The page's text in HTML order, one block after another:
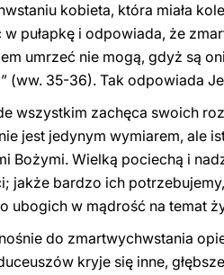
kobieta, która miała
w pułapkę i odpowiada, że
umrzeć nie mogą, gdyż są
(ww. 35-36). Tak odpowiada
wszystkim zachęca swoich
jest jedynym wymiarem, ale
Bożymi. Wielką pociechą i
jakże bardzo ich
ubogich w mądrość na temat
do zmartwychwstania
kryje się inne,